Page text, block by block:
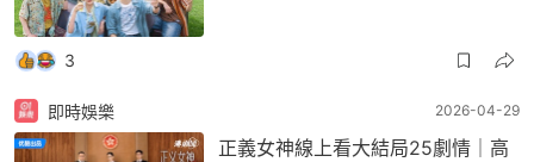
3
即時娛樂 2026-04-29
正義女神線上看大結局25劇情｜高